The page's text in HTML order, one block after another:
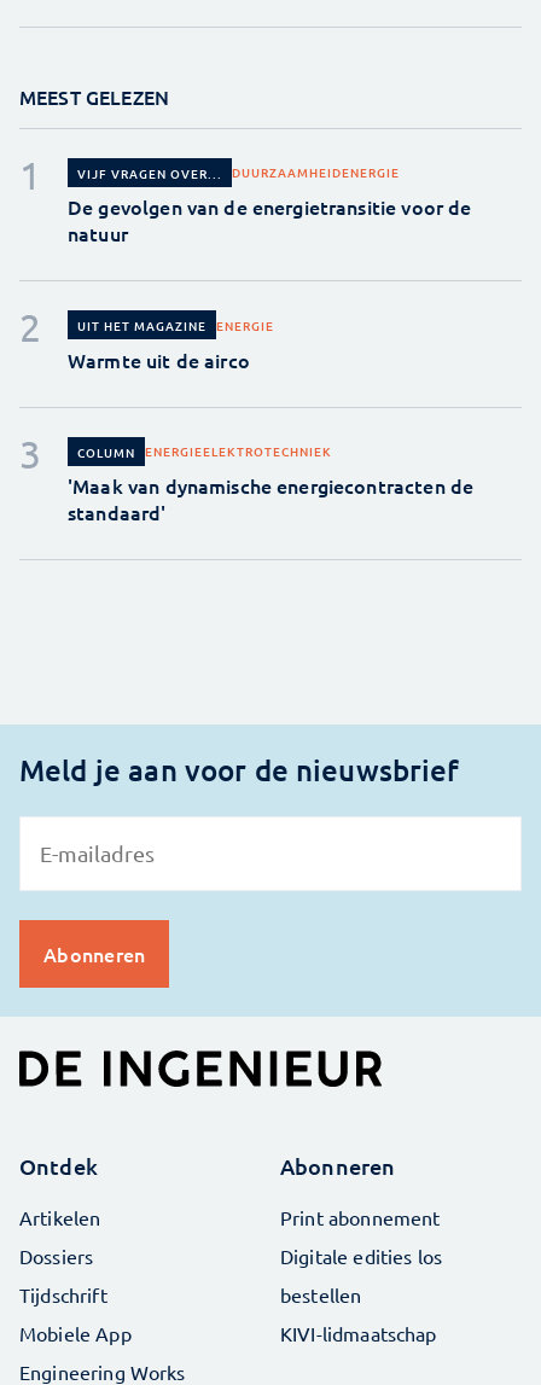
MEEST GELEZEN
VIJF VRAGEN OVER... DUURZAAMHEIDENERGIE
De gevolgen van de energietransitie voor de
natuur
UIT HET MAGAZINE ENERGIE
Warmte uit de airco
COLUMN ENERGIEELEKTROTECHNIEK
'Maak van dynamische energiecontracten de
standaard'
Meld je aan voor de nieuwsbrief
Ontdek
Artikelen
Dossiers
Tijdschrift
Mobiele App
Engineering Works
Abonneren
Print abonnement
Digitale edities los
bestellen
KIVI-lidmaatschap